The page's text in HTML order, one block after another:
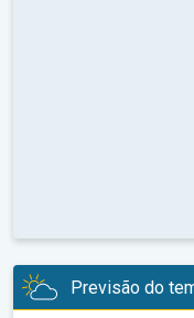
Previsão do